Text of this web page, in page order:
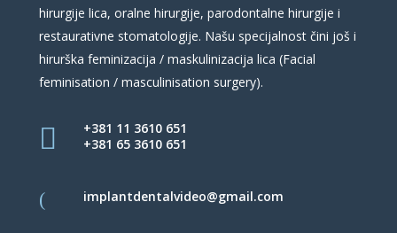
hirurgije lica, oralne hirurgije, parodontalne hirurgije i
restaurativne stomatologije. Našu specijalnost čini još i
hirurška feminizacija / maskulinizacija lica (Facial
feminisation / masculinisation surgery).
+381 11 3610 651
+381 65 3610 651
implantdentalvideo@gmail.com